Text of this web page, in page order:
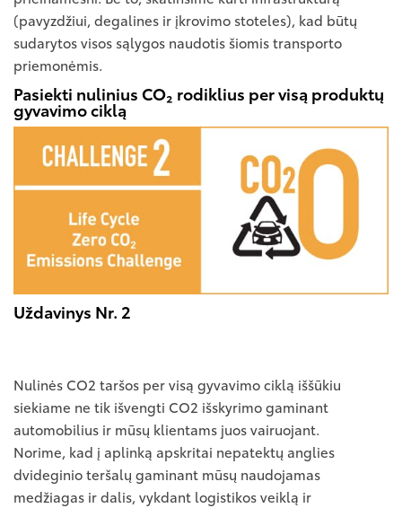
(pavyzdžiui, degalines ir įkrovimo stoteles), kad būtų
sudarytos visos sąlygos naudotis šiomis transporto
priemonėmis.
Pasiekti nulinius CO₂ rodiklius per visą produktų
gyvavimo ciklą
Uždavinys Nr. 2
Nulinės CO2 taršos per visą gyvavimo ciklą iššūkiu
siekiame ne tik išvengti CO2 išskyrimo gaminant
automobilius ir mūsų klientams juos vairuojant.
Norime, kad į aplinką apskritai nepatektų anglies
dvideginio teršalų gaminant mūsų naudojamas
medžiagas ir dalis, vykdant logistikos veiklą ir